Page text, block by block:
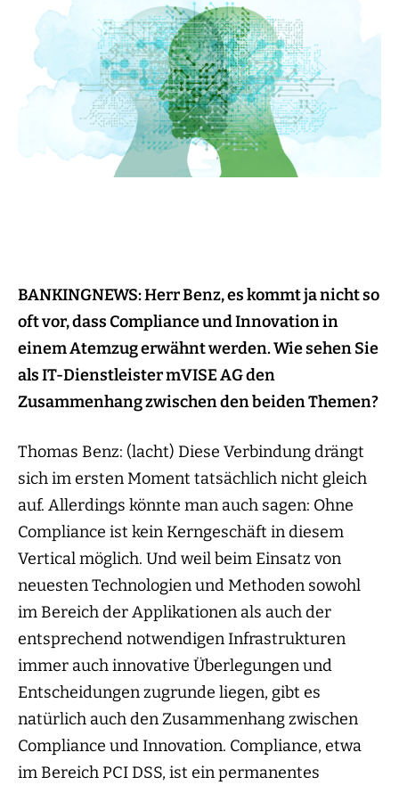
BANKINGNEWS: Herr Benz, es kommt ja nicht so
oft vor, dass Compliance und Innovation in
einem Atemzug erwähnt werden. Wie sehen Sie
als IT-Dienstleister mVISE AG den
Zusammenhang zwischen den beiden Themen?
Thomas Benz: (lacht) Diese Verbindung drängt
sich im ersten Moment tatsächlich nicht gleich
auf. Allerdings könnte man auch sagen: Ohne
Compliance ist kein Kerngeschäft in diesem
Vertical möglich. Und weil beim Einsatz von
neuesten Technologien und Methoden sowohl
im Bereich der Applikationen als auch der
entsprechend notwendigen Infrastrukturen
immer auch innovative Überlegungen und
Entscheidungen zugrunde liegen, gibt es
natürlich auch den Zusammenhang zwischen
Compliance und Innovation. Compliance, etwa
im Bereich PCI DSS, ist ein permanentes